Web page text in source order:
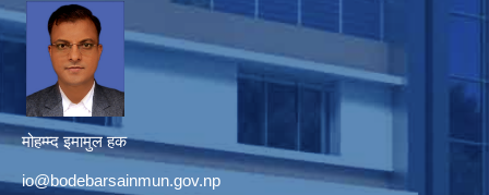
मोहम्म्द इमामुल हक
io@bodebarsainmun.gov.np